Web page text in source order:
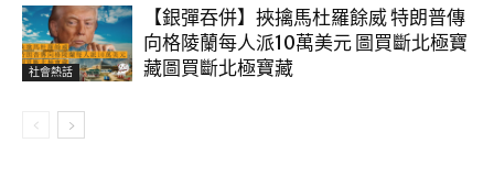
社會熱話
【銀彈吞併】挾擒馬杜羅餘威 特朗普傳
向格陵蘭每人派10萬美元 圖買斷北極寶
藏圖買斷北極寶藏